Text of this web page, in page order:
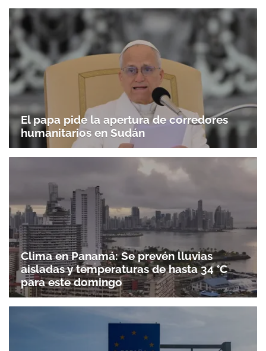
El papa pide la apertura de corredores
humanitarios en Sudán
Clima en Panamá: Se prevén lluvias
aisladas y temperaturas de hasta 34 °C
para este domingo